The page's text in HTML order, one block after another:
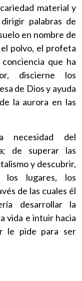
material y
palabras de
en nombre de
polvo, el profeta
que ha
discierne los
de Dios y ayuda
la aurora en las
necesidad del
de superar las
y descubrir,
lugares, los
de las cuales él
desarrollar la
vida e intuir hacia
le pide para ser